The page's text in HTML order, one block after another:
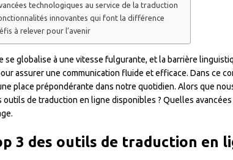
technologiques au service de la traduction
innovantes qui font la différence
à relever pour l’avenir
se globalise à une vitesse fulgurante, et la barrière
assurer une communication fluide et efficace. Dans ce
place prépondérante dans notre quotidien. Alors que
outils de traduction en ligne disponibles ? Quelles
3 des outils de traduction en